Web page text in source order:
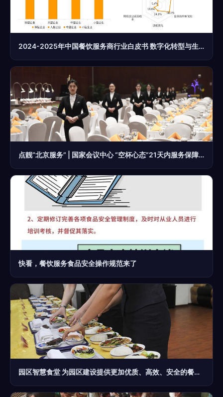
2024-2025年中国餐饮服务商行业白皮书 数字化转型与生态重构
点靓“北京服务” | 国家会议中心 “空杯心态”21天内服务保障三场主场外交活动 餐饮服务
快看，餐饮服务食品安全操作规范来了
园区智慧食堂 为园区建设提供更加优质、高效、安全的餐饮服务